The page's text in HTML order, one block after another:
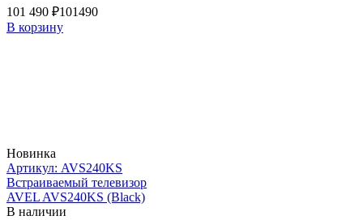
101 490 ₽101490
В корзину
Новинка
Артикул: AVS240KS
Встраиваемый телевизор
AVEL AVS240KS (Black)
В наличии